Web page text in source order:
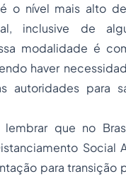
o nível mais alto
inclusive de
modalidade é
haver
autoridades para
lembrar que no
Social
para transição